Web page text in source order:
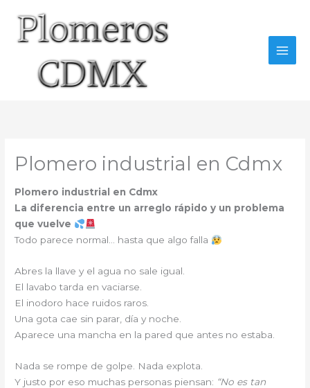
contenido
Plomero industrial en Cdmx
Plomero industrial en Cdmx
La diferencia entre un arreglo rápido y un problema
que vuelve
Todo parece normal… hasta que algo falla
Abres la llave y el agua no sale igual.
El lavabo tarda en vaciarse.
El inodoro hace ruidos raros.
Una gota cae sin parar, día y noche.
Aparece una mancha en la pared que antes no estaba.
Nada se rompe de golpe. Nada explota.
Y justo por eso muchas personas piensan: “No es tan